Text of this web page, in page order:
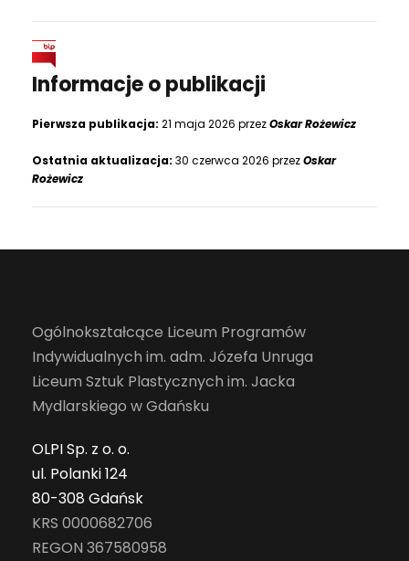
Informacje o publikacji
Pierwsza publikacja: 21 maja 2026 przezOskar Rożewicz
Ostatnia aktualizacja: 30 czerwca 2026 przezOskar
Rożewicz
Ogólnokształcące Liceum Programów
Indywidualnych im. adm. Józefa Unruga
Liceum Sztuk Plastycznych im. Jacka
Mydlarskiego w Gdańsku
OLPI Sp. z o. o.
ul. Polanki 124
80-308 Gdańsk
KRS 0000682706
REGON 367580958